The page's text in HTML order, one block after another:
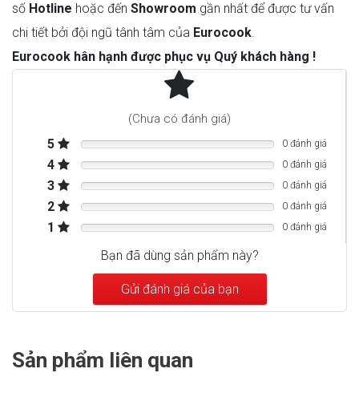
số Hotline hoặc đến Showroom gần nhất để được tư vấn
chi tiết bởi đội ngũ tânh tâm của Eurocook.
Eurocook hân hạnh được phục vụ Quý khách hàng !
Kính trong suốt
Phiên bản cửa kính
3 tấm kính
Loại cửa kính
Kính 3 lớp, có bộ lọc
UV
Tay nắm cửa
Tay cầm thanh dọc
Số lượng kệ
8
Số lượng kệ linh hoạt
4
2
Số chai 0.75L có thể chứa
199
Mức tiêu thụ năng lượng trung bình 1
(Chưa có đánh giá)
5 0 đánh giá
4 0 đánh giá
3 0 đánh giá
2 0 đánh giá
1 0 đánh giá
Bạn đã dùng sản phẩm này?
Gửi đánh giá của bạn
Sản phẩm liên quan